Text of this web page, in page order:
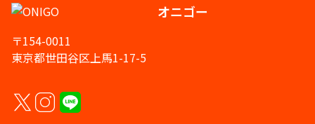
オニゴー
〒154-0011
東京都世田谷区上馬1-17-5